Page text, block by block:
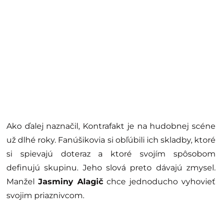
Ako ďalej naznačil, Kontrafakt je na hudobnej scéne
už dlhé roky. Fanúšikovia si obľúbili ich skladby, ktoré
si spievajú doteraz a ktoré svojím spôsobom
definujú skupinu. Jeho slová preto dávajú zmysel.
Manžel Jasminy Alagič chce jednoducho vyhovieť
svojim priaznivcom.